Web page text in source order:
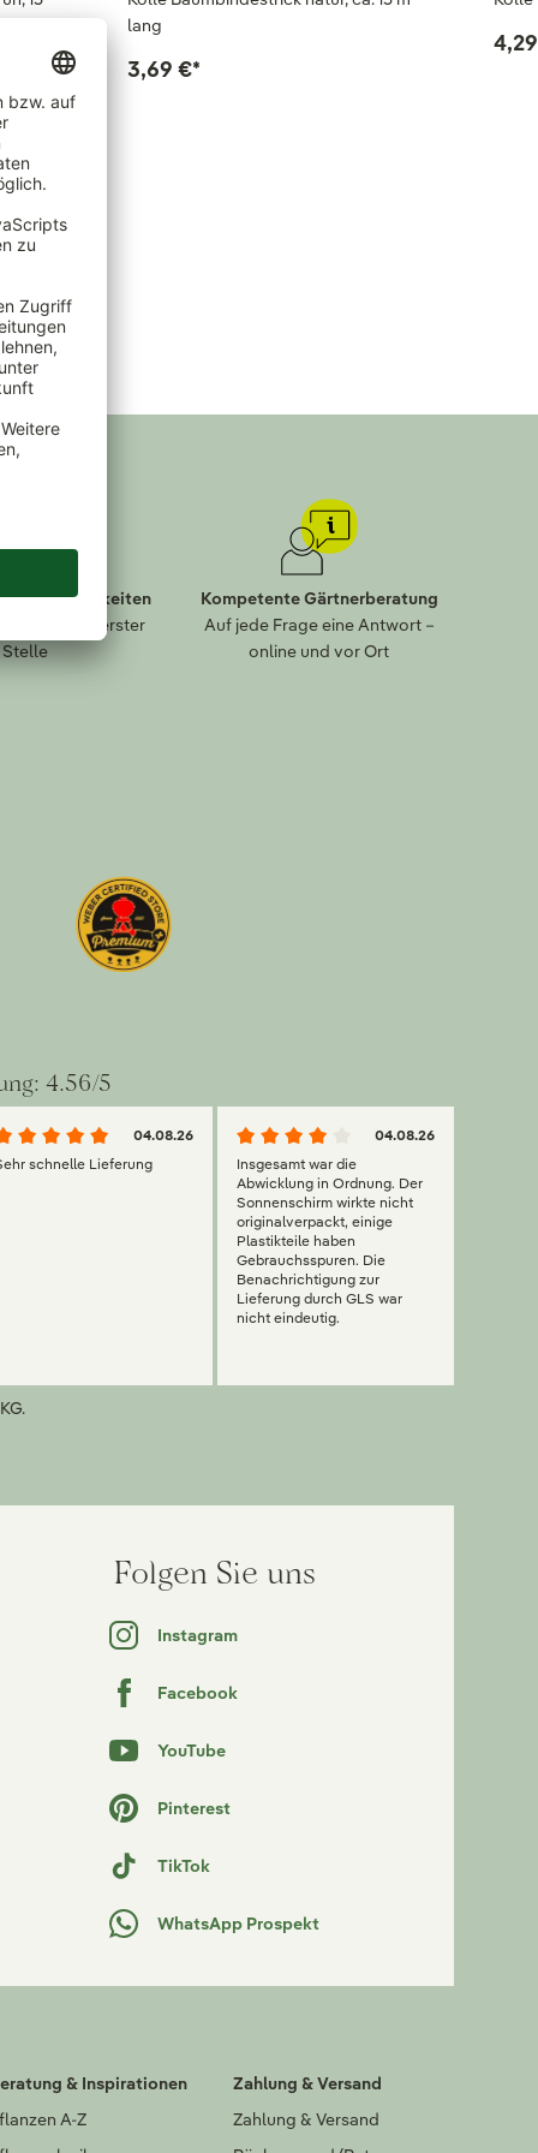
lang
3,69 €*
kommt an erster
Stelle
Kompetente Gärtnerberatung
Auf jede Frage eine Antwort –
online und vor Ort
4.56/5
04.08.26
schnelle Lieferung
04.08.26
Insgesamt war die
Abwicklung in Ordnung. Der
Sonnenschirm wirkte nicht
originalverpackt, einige
Plastikteile haben
Gebrauchsspuren. Die
Benachrichtigung zur
Lieferung durch GLS war
nicht eindeutig.
Folgen Sie uns
Instagram
Facebook
YouTube
Pinterest
TikTok
WhatsApp Prospekt
& Inspirationen
A-Z
Zahlung & Versand
Zahlung & Versand